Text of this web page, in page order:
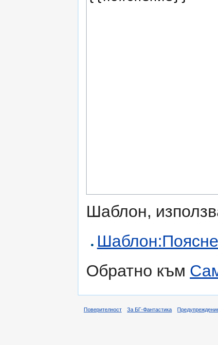
Шаблон,
Обратно към
Поверителност За БГ-Фантастика